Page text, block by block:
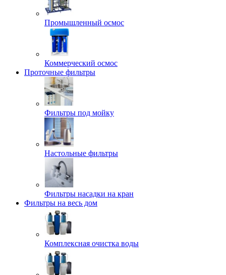
Промышленный осмос
Коммерческий осмос
Проточные фильтры
Фильтры под мойку
Настольные фильтры
Фильтры насадки на кран
Фильтры на весь дом
Комплексная очистка воды